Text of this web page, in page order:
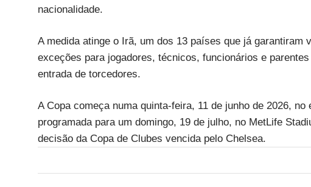
nacionalidade.
A medida atinge o Irã, um dos 13 países que já garantiram
exceções para jogadores, técnicos, funcionários e
entrada de torcedores.
A Copa começa numa quinta-feira, 11 de junho de 2026,
programada para um domingo, 19 de julho, no MetLife
decisão da Copa de Clubes vencida pelo Chelsea.